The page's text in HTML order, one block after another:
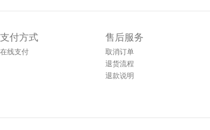
支付方式
在线支付
售后服务
取消订单
退货流程
退款说明